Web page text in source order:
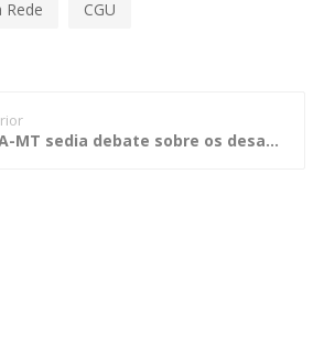
Rede CGU
CREA-MT sedia debate sobre os desafios do saneamento